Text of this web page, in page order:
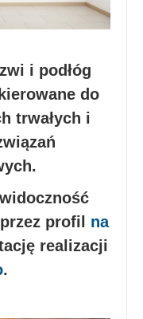
i podłóg
do
trwałych i
profil na
realizacji
.